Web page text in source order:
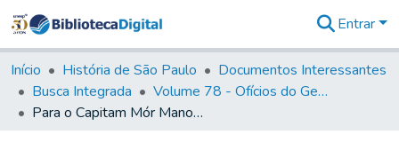
&
Coleções
Tudo na
Biblioteca
Entrar
Início História de São Paulo
Documentos Interessantes
Busca Integrada
Volume 78 - Ofícios do General Martim Lopes Lobo de Saldanha (1777)
Para o Capitam Mór Manoel da Silva Reys de Goaratinguetá.